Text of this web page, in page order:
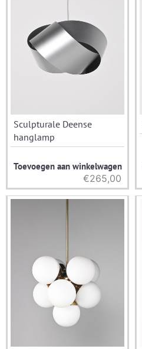
Sculpturale Deense
hanglamp
Toevoegen aan winkelwagen
€265,00